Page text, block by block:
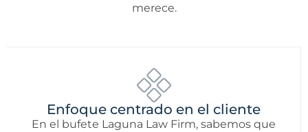
merece.
Enfoque centrado en el cliente
En el bufete Laguna Law Firm, sabemos que